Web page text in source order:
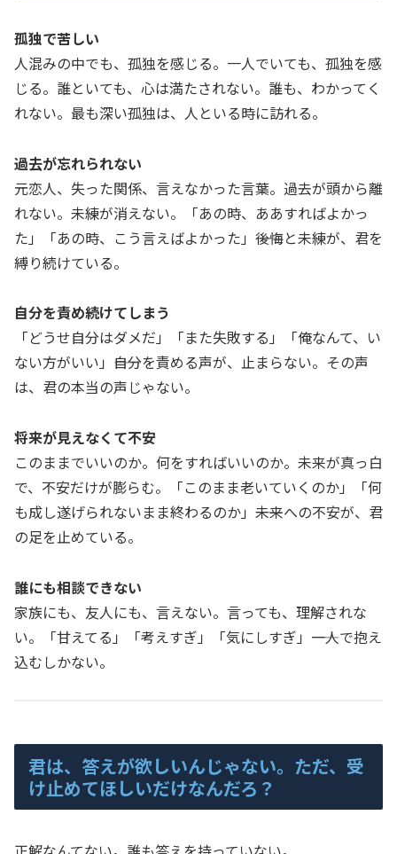
孤独で苦しい
人混みの中でも、孤独を感じる。一人でいても、孤独を感
じる。誰といても、心は満たされない。誰も、わかってく
れない。最も深い孤独は、人といる時に訪れる。
過去が忘れられない
元恋人、失った関係、言えなかった言葉。過去が頭から離
れない。未練が消えない。「あの時、ああすればよかっ
た」「あの時、こう言えばよかった」――後悔と未練が、君を
縛り続けている。
自分を責め続けてしまう
「どうせ自分はダメだ」「また失敗する」「俺なんて、い
ない方がいい」――自分を責める声が、止まらない。その声
は、君の本当の声じゃない。
将来が見えなくて不安
このままでいいのか。何をすればいいのか。未来が真っ白
で、不安だけが膨らむ。「このまま老いていくのか」「何
も成し遂げられないまま終わるのか」――未来への不安が、君
の足を止めている。
誰にも相談できない
家族にも、友人にも、言えない。言っても、理解されな
い。「甘えてる」「考えすぎ」「気にしすぎ」――一人で抱え
込むしかない。
君は、答えが欲しいんじゃない。ただ、受
け止めてほしいだけなんだろ？